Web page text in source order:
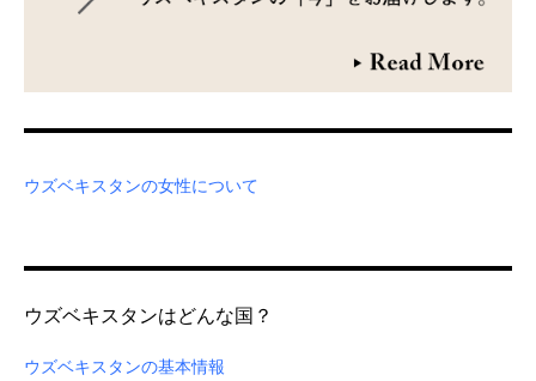
ウズベキスタンの女性について
ウズベキスタンはどんな国？
ウズベキスタンの基本情報